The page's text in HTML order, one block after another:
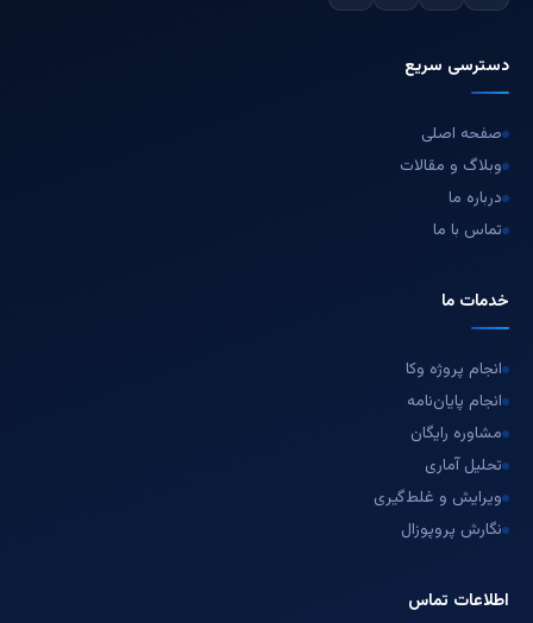
دسترسی سریع
صفحه اصلی
وبلاگ و مقالات
درباره ما
تماس با ما
خدمات ما
انجام پروژه وکا
انجام پایان‌نامه
مشاوره رایگان
تحلیل آماری
ویرایش و غلط‌گیری
نگارش پروپوزال
اطلاعات تماس